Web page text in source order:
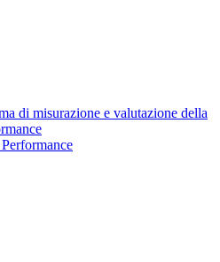
di misurazione e valutazione della